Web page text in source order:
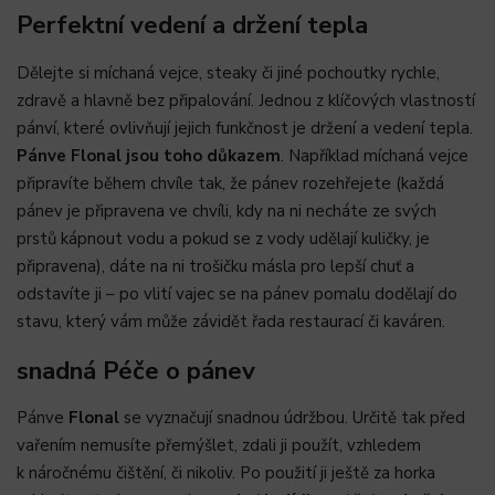
Perfektní vedení a držení tepla
Dělejte si míchaná vejce, steaky či jiné pochoutky rychle,
zdravě a hlavně bez připalování. Jednou z klíčových vlastností
pánví, které ovlivňují jejich funkčnost je držení a vedení tepla.
Pánve Flonal jsou toho důkazem. Například míchaná vejce
připravíte během chvíle tak, že pánev rozehřejete (každá
pánev je připravena ve chvíli, kdy na ni necháte ze svých
prstů kápnout vodu a pokud se z vody udělají kuličky, je
připravena), dáte na ni trošičku másla pro lepší chuť a
odstavíte ji – po vlití vajec se na pánev pomalu dodělají do
stavu, který vám může závidět řada restaurací či kaváren.
snadná Péče o pánev
Pánve Flonal se vyznačují snadnou údržbou. Určitě tak před
vařením nemusíte přemýšlet, zdali ji použít, vzhledem
k náročnému čištění, či nikoliv. Po použití ji ještě za horka